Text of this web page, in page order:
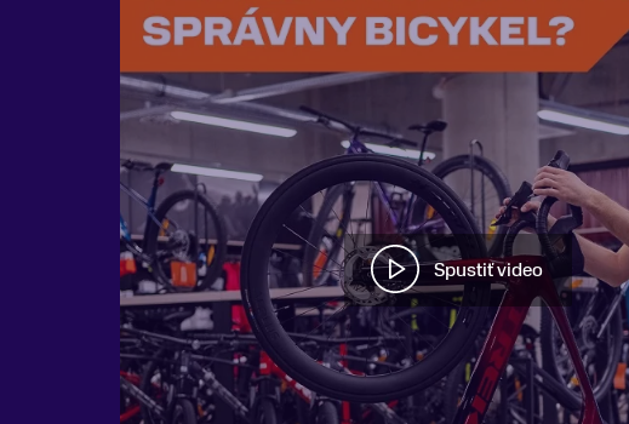
Spustiť video